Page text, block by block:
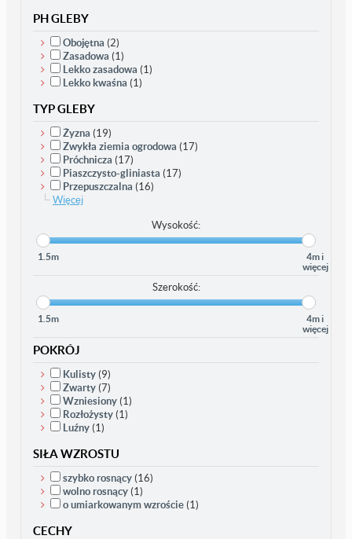
PH GLEBY
Obojętna (2)
Zasadowa (1)
Lekko zasadowa (1)
Lekko kwaśna (1)
TYP GLEBY
Żyzna (19)
Zwykła ziemia ogrodowa (17)
Próchnicza (17)
Piaszczysto-gliniasta (17)
Przepuszczalna (16)
Więcej
Wysokość:
1.5m
4m i
więcej
Szerokość:
1.5m
4m i
więcej
POKRÓJ
Kulisty (9)
Zwarty (7)
Wzniesiony (1)
Rozłożysty (1)
Luźny (1)
SIŁA WZROSTU
szybko rosnący (16)
wolno rosnący (1)
o umiarkowanym wzroście (1)
CECHY